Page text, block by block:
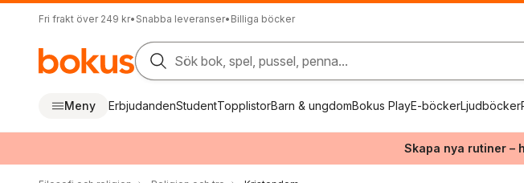
Fri frakt över 249 kr• Snabba leveranser• Billiga böcker
Sök bok, spel, pussel, penna...
Meny ErbjudandenStudentTopplistorBarn & ungdomBokus PlayE-böckerLjudböcker
Skapa nya rutiner –